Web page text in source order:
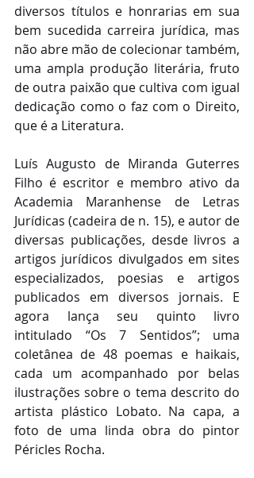
diversos títulos e honrarias em sua
bem sucedida carreira jurídica, mas
não abre mão de colecionar também,
uma ampla produção literária, fruto
de outra paixão que cultiva com igual
dedicação como o faz com o Direito,
que é a Literatura.
Luís Augusto de Miranda Guterres
Filho é escritor e membro ativo da
Academia Maranhense de Letras
Jurídicas (cadeira de n. 15), e autor de
diversas publicações, desde livros a
artigos jurídicos divulgados em sites
especializados, poesias e artigos
publicados em diversos jornais. E
agora lança seu quinto livro
intitulado “Os 7 Sentidos”; uma
coletânea de 48 poemas e haikais,
cada um acompanhado por belas
ilustrações sobre o tema descrito do
artista plástico Lobato. Na capa, a
foto de uma linda obra do pintor
Péricles Rocha.